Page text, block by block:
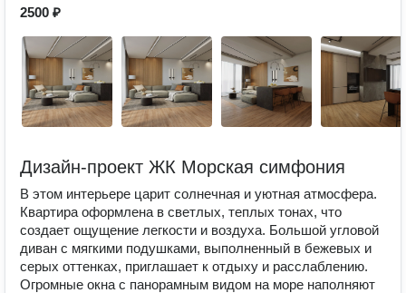
2500 ₽
Дизайн-проект ЖК Морская симфония
В этом интерьере царит солнечная и уютная атмосфера.
Квартира оформлена в светлых, теплых тонах, что
создает ощущение легкости и воздуха. Большой угловой
диван с мягкими подушками, выполненный в бежевых и
серых оттенках, приглашает к отдыху и расслаблению.
Огромные окна с панорамным видом на море наполняют